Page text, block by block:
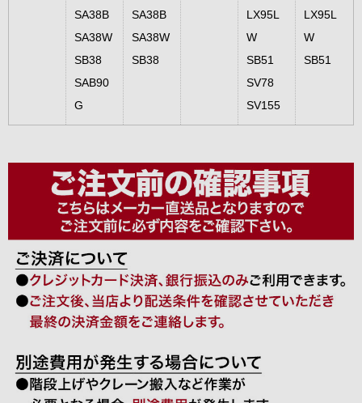
SA38B
SA38W
SB38
SAB90
G
SA38B
SA38W
SB38
LX95L
W
SB51
SV78
SV155
LX95L
W
SB51